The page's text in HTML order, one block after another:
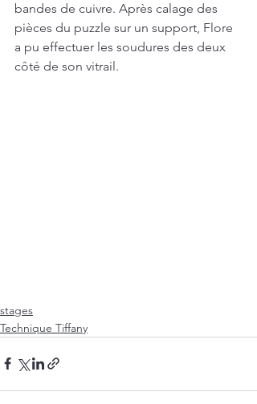
bandes de cuivre. Après calage des
pièces du puzzle sur un support, Flore
a pu effectuer les soudures des deux
côté de son vitrail.
stages
Technique Tiffany